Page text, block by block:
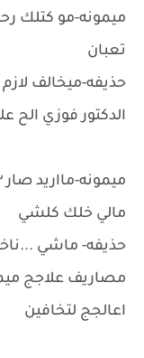
ميمونه-مو كتلك
تعبان
حذيفه-ميخالف
الدكتور فوزي الح
مالي خلك كلشي
حذيفه- ماشي
مصاريف علاجج
اعالجج لتخافين